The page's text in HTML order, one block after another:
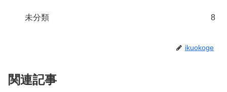
未分類 8
ikuokoge
関連記事